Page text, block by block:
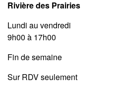
Rivière des Prairies
Lundi au vendredi
9h00 à 17h00
Fin de semaine
Sur RDV seulement